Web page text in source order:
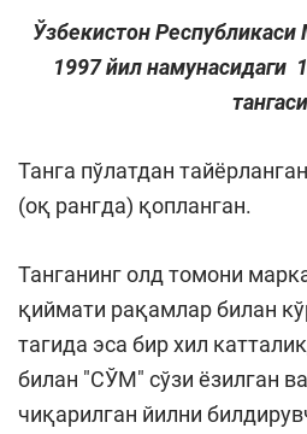
Ўзбекистон Республикаси
1997 йил намунасидаги
тангаси
Танга пўлатдан
(оқ рангда) қопланган.
Танганинг олд томони
қиймати рақамлар билан
тагида эса бир хил
билан "СЎМ" сўзи ёзилган
чиқарилган йилни